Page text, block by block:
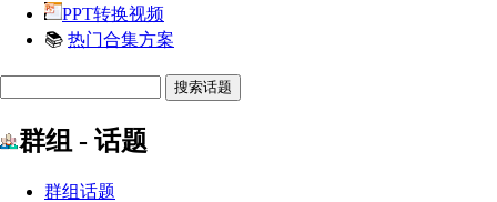
PPT转换视频
📚 热门合集方案
群组 - 话题
群组话题